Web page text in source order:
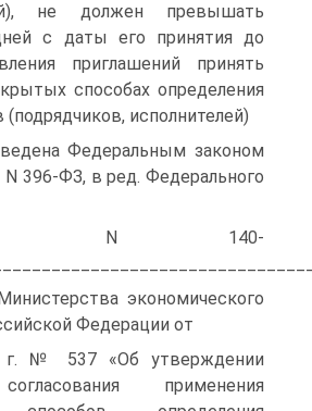
не должен превышать
с даты его принятия до
приглашений принять
способах определения
исполнителей)
Федеральным законом
N 396-ФЗ, в ред. Федерального
N 140-
экономического
Федерации от
г. № 537 «Об утверждении
применения